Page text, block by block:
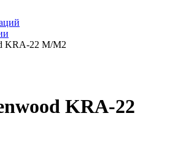
KRA-22 M/M2
KRA-22